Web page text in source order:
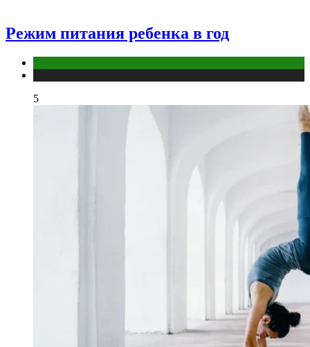
Режим питания ребенка в год
5